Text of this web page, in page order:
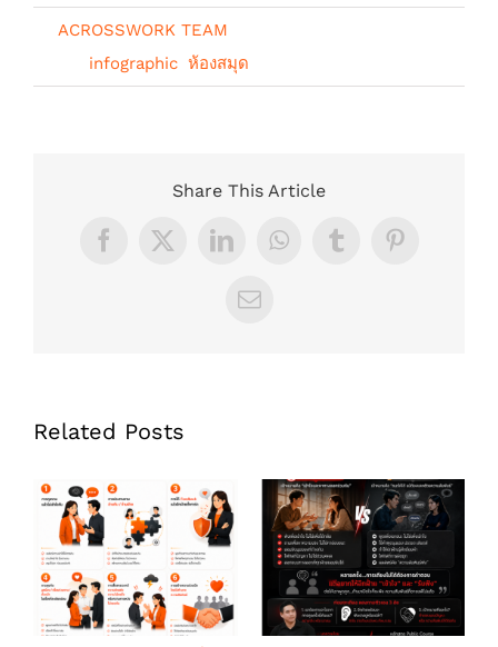
ACROSSWORK TEAM
infographic ห้องสมุด
Share This Article
Facebook
X LinkedInWhatsAppTumblrPinterest
Email
Related Posts